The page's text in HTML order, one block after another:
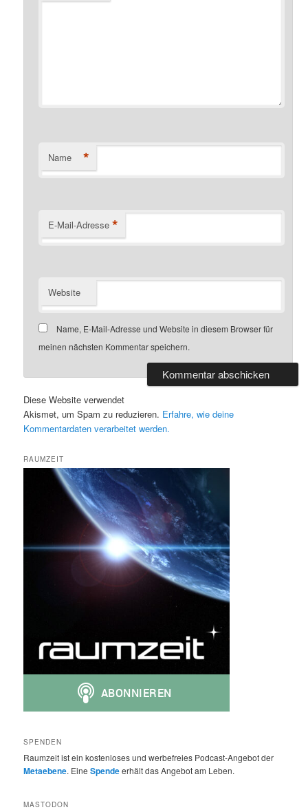
Name *
E-Mail-Adresse *
Website
Name, E-Mail-Adresse und Website in diesem Browser für
meinen nächsten Kommentar speichern.
Diese Website verwendet
Akismet, um Spam zu reduzieren. Erfahre, wie deine
Kommentardaten verarbeitet werden.
RAUMZEIT
SPENDEN
Raumzeit ist ein kostenloses und werbefreies Podcast-Angebot der
Metaebene. EineSpendeerhält das Angebot am Leben.
MASTODON